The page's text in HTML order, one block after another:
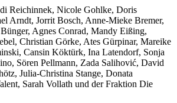
Reichinnek, Nicole Gohlke, Doris
Arndt, Jorrit Bosch, Anne-Mieke Bremer,
Agnes Conrad, Mandy Eißing,
Christian Görke, Ates Gürpinar, Mareike
Cansin Köktürk, Ina Latendorf, Sonja
Sören Pellmann, Zada Salihović, David
Julia-Christina Stange, Donata
Sarah Vollath und der Fraktion Die